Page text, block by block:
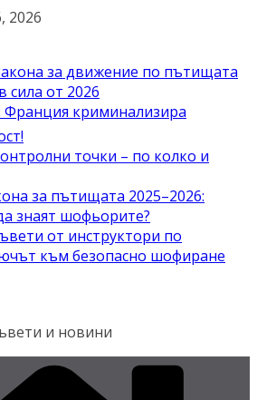
2026
за движение по пътищата
сила от 2026
криминализира
точки – по колко и
за пътищата 2025–2026:
знаят шофьорите?
от инструктори по
към безопасно шофиране
и новини